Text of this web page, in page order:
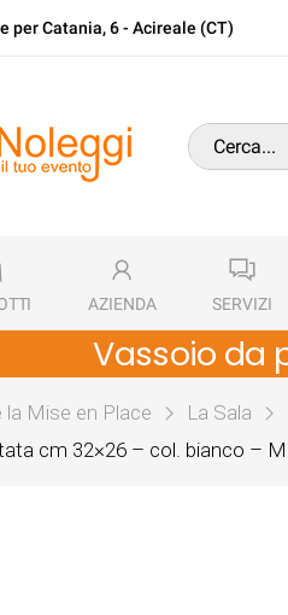
per Catania, 6 - Acireale (CT)
AZIENDA SERVIZI
Vassoio da
la Mise en Place La Sala
cm 32×26 – col. bianco –